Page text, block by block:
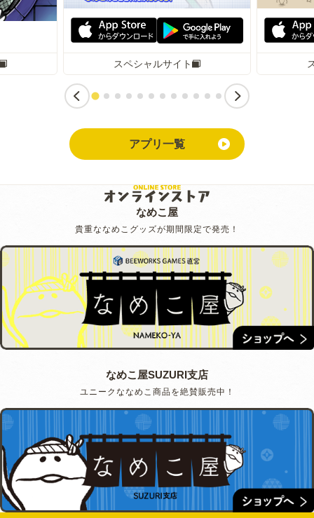
スペシャルサイト
アプリ一覧
なめこ屋
貴重ななめこグッズが期間限定で発売！
なめこ屋SUZURI支店
ユニークななめこ商品を絶賛販売中！